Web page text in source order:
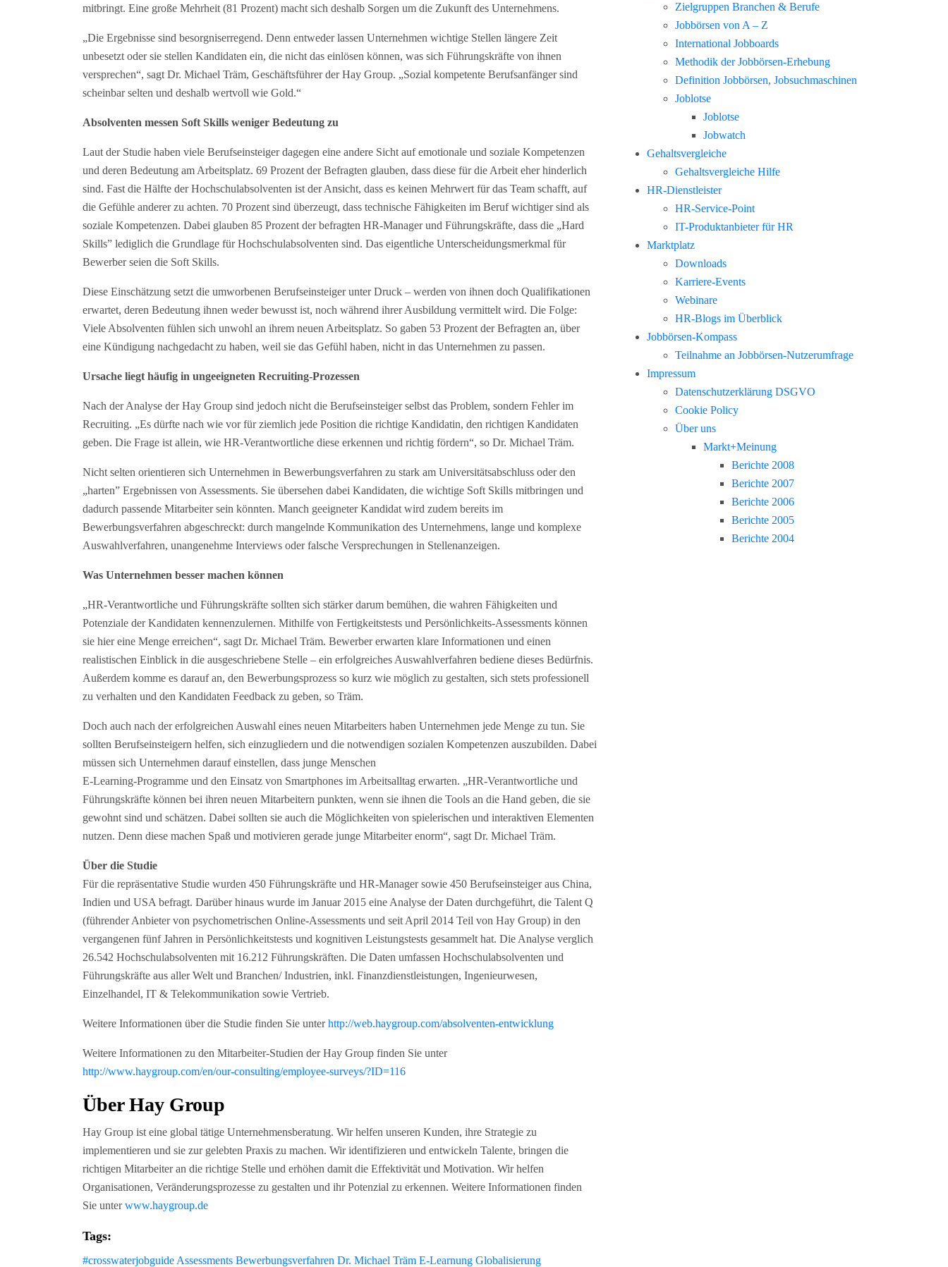
mitbringt. Eine große Mehrheit (81 Prozent) macht sich deshalb Sorgen um die Zukunft des Unternehmens.
„Die Ergebnisse sind besorgniserregend. Denn entweder lassen Unternehmen wichtige Stellen längere Zeit
unbesetzt oder sie stellen Kandidaten ein, die nicht das einlösen können, was sich Führungskräfte von ihnen
versprechen“, sagt Dr. Michael Träm, Geschäftsführer der Hay Group. „Sozial kompetente Berufsanfänger sind
scheinbar selten und deshalb wertvoll wie Gold.“
Absolventen messen Soft Skills weniger Bedeutung zu
Laut der Studie haben viele Berufseinsteiger dagegen eine andere Sicht auf emotionale und soziale Kompetenzen
und deren Bedeutung am Arbeitsplatz. 69 Prozent der Befragten glauben, dass diese für die Arbeit eher hinderlich
sind. Fast die Hälfte der Hochschulabsolventen ist der Ansicht, dass es keinen Mehrwert für das Team schafft, auf
die Gefühle anderer zu achten. 70 Prozent sind überzeugt, dass technische Fähigkeiten im Beruf wichtiger sind als
soziale Kompetenzen. Dabei glauben 85 Prozent der befragten HR-Manager und Führungskräfte, dass die „Hard
Skills” lediglich die Grundlage für Hochschulabsolventen sind. Das eigentliche Unterscheidungsmerkmal für
Bewerber seien die Soft Skills.
Diese Einschätzung setzt die umworbenen Berufseinsteiger unter Druck – werden von ihnen doch Qualifikationen
erwartet, deren Bedeutung ihnen weder bewusst ist, noch während ihrer Ausbildung vermittelt wird. Die Folge:
Viele Absolventen fühlen sich unwohl an ihrem neuen Arbeitsplatz. So gaben 53 Prozent der Befragten an, über
eine Kündigung nachgedacht zu haben, weil sie das Gefühl haben, nicht in das Unternehmen zu passen.
Ursache liegt häufig in ungeeigneten Recruiting-Prozessen
Nach der Analyse der Hay Group sind jedoch nicht die Berufseinsteiger selbst das Problem, sondern Fehler im
Recruiting. „Es dürfte nach wie vor für ziemlich jede Position die richtige Kandidatin, den richtigen Kandidaten
geben. Die Frage ist allein, wie HR-Verantwortliche diese erkennen und richtig fördern“, so Dr. Michael Träm.
Nicht selten orientieren sich Unternehmen in Bewerbungsverfahren zu stark am Universitätsabschluss oder den
„harten” Ergebnissen von Assessments. Sie übersehen dabei Kandidaten, die wichtige Soft Skills mitbringen und
dadurch passende Mitarbeiter sein könnten. Manch geeigneter Kandidat wird zudem bereits im
Bewerbungsverfahren abgeschreckt: durch mangelnde Kommunikation des Unternehmens, lange und komplexe
Auswahlverfahren, unangenehme Interviews oder falsche Versprechungen in Stellenanzeigen.
Was Unternehmen besser machen können
„HR-Verantwortliche und Führungskräfte sollten sich stärker darum bemühen, die wahren Fähigkeiten und
Potenziale der Kandidaten kennenzulernen. Mithilfe von Fertigkeitstests und Persönlichkeits-Assessments können
sie hier eine Menge erreichen“, sagt Dr. Michael Träm. Bewerber erwarten klare Informationen und einen
realistischen Einblick in die ausgeschriebene Stelle – ein erfolgreiches Auswahlverfahren bediene dieses Bedürfnis.
Außerdem komme es darauf an, den Bewerbungsprozess so kurz wie möglich zu gestalten, sich stets professionell
zu verhalten und den Kandidaten Feedback zu geben, so Träm.
Doch auch nach der erfolgreichen Auswahl eines neuen Mitarbeiters haben Unternehmen jede Menge zu tun. Sie
sollten Berufseinsteigern helfen, sich einzugliedern und die notwendigen sozialen Kompetenzen auszubilden. Dabei
müssen sich Unternehmen darauf einstellen, dass junge Menschen
E-Learning-Programme und den Einsatz von Smartphones im Arbeitsalltag erwarten. „HR-Verantwortliche und
Führungskräfte können bei ihren neuen Mitarbeitern punkten, wenn sie ihnen die Tools an die Hand geben, die sie
gewohnt sind und schätzen. Dabei sollten sie auch die Möglichkeiten von spielerischen und interaktiven Elementen
nutzen. Denn diese machen Spaß und motivieren gerade junge Mitarbeiter enorm“, sagt Dr. Michael Träm.
Über die Studie
Für die repräsentative Studie wurden 450 Führungskräfte und HR-Manager sowie 450 Berufseinsteiger aus China,
Indien und USA befragt. Darüber hinaus wurde im Januar 2015 eine Analyse der Daten durchgeführt, die Talent Q
(führender Anbieter von psychometrischen Online-Assessments und seit April 2014 Teil von Hay Group) in den
vergangenen fünf Jahren in Persönlichkeitstests und kognitiven Leistungstests gesammelt hat. Die Analyse verglich
26.542 Hochschulabsolventen mit 16.212 Führungskräften. Die Daten umfassen Hochschulabsolventen und
Führungskräfte aus aller Welt und Branchen/ Industrien, inkl. Finanzdienstleistungen, Ingenieurwesen,
Einzelhandel, IT & Telekommunikation sowie Vertrieb.
Weitere Informationen über die Studie finden Sie unterhttp://web.haygroup.com/absolventen-entwicklung
Weitere Informationen zu den Mitarbeiter-Studien der Hay Group finden Sie unter
http://www.haygroup.com/en/our-consulting/employee-surveys/?ID=116
Über Hay Group
Hay Group ist eine global tätige Unternehmensberatung. Wir helfen unseren Kunden, ihre Strategie zu
implementieren und sie zur gelebten Praxis zu machen. Wir identifizieren und entwickeln Talente, bringen die
richtigen Mitarbeiter an die richtige Stelle und erhöhen damit die Effektivität und Motivation. Wir helfen
Organisationen, Veränderungsprozesse zu gestalten und ihr Potenzial zu erkennen. Weitere Informationen finden
Sie unterwww.haygroup.de
Tags:
#crosswaterjobguide Assessments Bewerbungsverfahren Dr. Michael Träm E-Learnung Globalisierung
Zielgruppen Branchen & Berufe
Jobbörsen von A – Z
International Jobboards
Methodik der Jobbörsen-Erhebung
Definition Jobbörsen, Jobsuchmaschinen
Joblotse
Joblotse
Jobwatch
Gehaltsvergleiche
Gehaltsvergleiche Hilfe
HR-Dienstleister
HR-Service-Point
IT-Produktanbieter für HR
Marktplatz
Downloads
Karriere-Events
Webinare
HR-Blogs im Überblick
Jobbörsen-Kompass
Teilnahme an Jobbörsen-Nutzerumfrage
Impressum
Datenschutzerklärung DSGVO
Cookie Policy
Über uns
Markt+Meinung
Berichte 2008
Berichte 2007
Berichte 2006
Berichte 2005
Berichte 2004